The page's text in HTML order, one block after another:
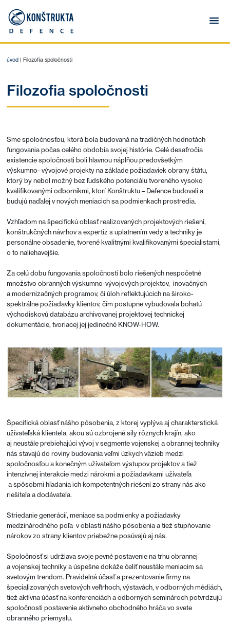
úvod | Filozofia spoločnosti
Filozofia spoločnosti
Sme spoločnosťou, ktorá bola budovaná na tradičných hodnotách
fungovania počas celého obdobia svojej histórie. Celé desaťročia
existencie spoločnosti boli hlavnou náplňou predovšetkým
výskumno- vývojové projekty na základe požiadaviek obrany štátu,
ktorý by nebol možný bez ľudského potenciálu tvoreného vysoko
kvalifikovanými odborníkmi, ktorí Konštruktu – Defence budovali a
budujú naďalej v nových meniacich sa podmienkach prostredia.
Vzhľadom na špecifickú oblasť realizovaných projektových riešení,
konštrukčných návrhov a expertíz s uplatnením vedy a techniky je
personálne obsadenie, tvorené kvalitnými kvalifikovanými špecialistami,
o to naliehavejšie.
Za celú dobu fungovania spoločnosti bolo riešených nespočetné
množstvo obranných výskumno-vývojových projektov, inovačných
a modernizačných programov, či úloh reflektujúcich na široko-
spektrálne požiadavky klientov, čím postupne vybudovala bohatú
východiskovú databázu archivovanej projektovej technickej
dokumentácie, tvoriacej jej jedinečné KNOW-HOW.
Špecifická oblasť nášho pôsobenia, z ktorej vyplýva aj charakterstická
užívateľská klientela, akou sú ozbrojené sily rôznych krajín, ako
aj neustále prebiehajúci vývoj v segmente vojenskej a obrannej techniky
nás stavajú do roviny budovania veľmi úzkych väzieb medzi
spoločnosťou a konečným užívateľom výstupov projektov a tiež
intenzívnej interakcie medzi nárokmi a požiadavkami užívateľa
a spôsobmi hľadania ich kompetentných riešení zo strany nás ako
riešiteľa a dodávateľa.
Striedanie generácií, meniace sa podmienky a požiadavky
medzinárodného poľa v oblasti nášho pôsobenia a tiež stupňovanie
nárokov zo strany klientov priebežne posúvajú aj nás.
Spoločnosť si udržiava svoje pevné postavenie na trhu obrannej
a vojenskej techniky a úspešne dokáže čeliť neustále meniacim sa
svetovým trendom. Pravidelná účasť a prezentovanie firmy na
špecializovaných svetových veľtrhoch, výstavách, v odborných médiách,
tiež aktívna účasť na konferenciách a odborných seminároch potvrdzujú
spoločnosti postavenie aktívneho obchodného hráča vo svete
obranného priemyslu.